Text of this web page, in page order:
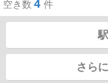
空き数 4 件
さら